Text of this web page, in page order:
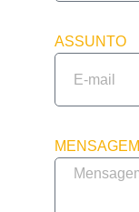
ASSUNTO
MENSAGEM